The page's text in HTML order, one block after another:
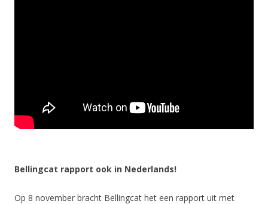
Bellingcat rapport ook in Nederlands!
Op 8 november bracht Bellingcat het een rapport uit met